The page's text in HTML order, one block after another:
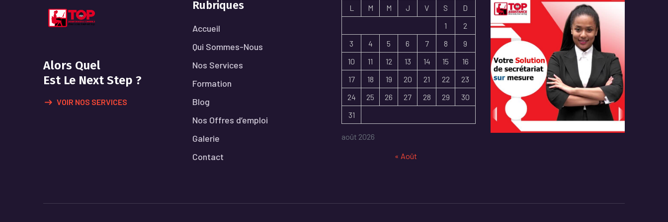
Alors Quel
Est Le Next Step ?
VOIR NOS SERVICES
Rubriques
Accueil
Qui Sommes-Nous
Nos Services
Formation
Blog
Nos Offres d’emploi
Galerie
Contact
août 2026
L M M J V S
D
1
2
3
4 5 6 7 8
9
10
11 12 13 14 15
16
17
18 19 20 21 22
23
24
25 26 27 28 29
30
31
« Août